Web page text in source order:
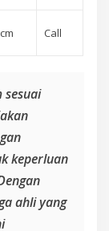
Call
sesuai
keperluan
ahli yang